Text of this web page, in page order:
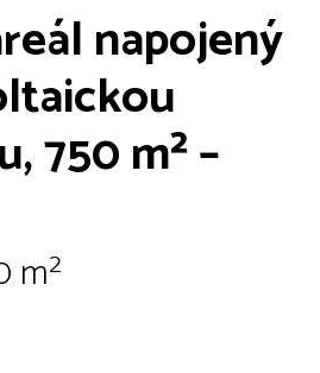
napojený
750 m² –
m²